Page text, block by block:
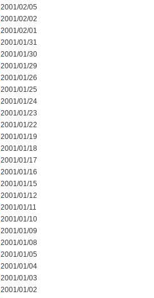
2001/02/05
2001/02/02
2001/02/01
2001/01/31
2001/01/30
2001/01/29
2001/01/26
2001/01/25
2001/01/24
2001/01/23
2001/01/22
2001/01/19
2001/01/18
2001/01/17
2001/01/16
2001/01/15
2001/01/12
2001/01/11
2001/01/10
2001/01/09
2001/01/08
2001/01/05
2001/01/04
2001/01/03
2001/01/02